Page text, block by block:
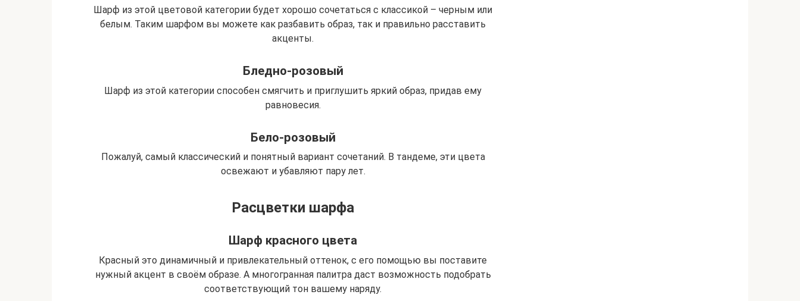
Шарф из этой цветовой категории будет хорошо сочетаться с классикой – черным или
белым. Таким шарфом вы можете как разбавить образ, так и правильно расставить
акценты.
Бледно-розовый
Шарф из этой категории способен смягчить и приглушить яркий образ, придав ему
равновесия.
Бело-розовый
Пожалуй, самый классический и понятный вариант сочетаний. В тандеме, эти цвета
освежают и убавляют пару лет.
Расцветки шарфа
Шарф красного цвета
Красный это динамичный и привлекательный оттенок, с его помощью вы поставите
нужный акцент в своём образе. А многогранная палитра даст возможность подобрать
соответствующий тон вашему наряду.